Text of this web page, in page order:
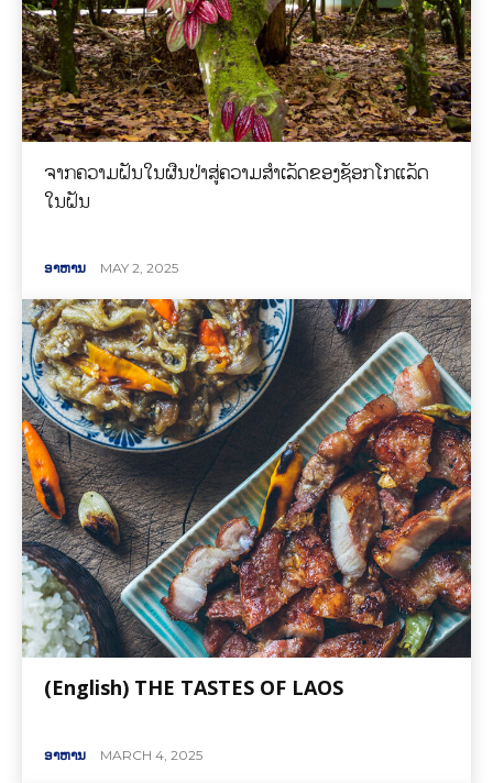
ຈາກຄວາມຝັນໃນຜືນປ່າສູ່ຄວາມສຳເລັດຂອງຊັອກໂກແລັດ
ໃນຝັນ
ອາຫານ MAY 2, 2025
(English) THE TASTES OF LAOS
ອາຫານ MARCH 4, 2025